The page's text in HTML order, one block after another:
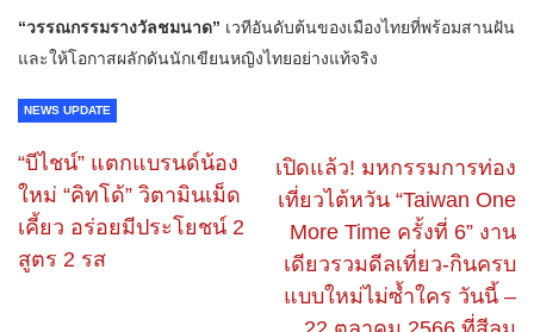
“วรรณกรรมรางวัลชมนาด” เวทีอันดับต้นของเมืองไทยที่พร้อมสานฝัน
และให้โอกาสผลักดันนักเขียนหญิงไทยอย่างแท้จริง
NEWS UPDATE
“บีไชน์” แตกแบรนด์น้อง
ใหม่ “คิทโด้” วิตามินเม็ด
เคี้ยว อร่อยมีประโยชน์ 2
สูตร 2 รส
เปิดแล้ว! มหกรรมการท่อง
เที่ยวไต้หวัน “Taiwan One
More Time ครั้งที่ 6” งาน
เดียวรวมดีลเที่ยว-กินครบ
แบบใหม่ไม่ซ้ำใคร วันนี้ –